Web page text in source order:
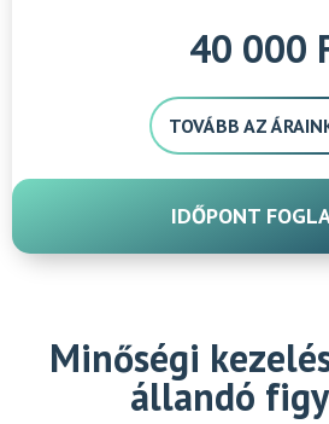
40 000
TOVÁBB AZ
IDŐPONT
Minőségi
állandó